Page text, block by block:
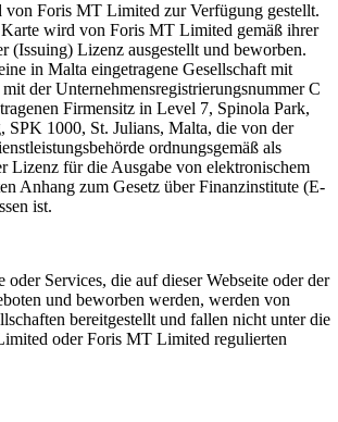
Foris MT Limited zur Verfügung gestellt.
wird von Foris MT Limited gemäß ihrer
(Issuing) Lizenz ausgestellt und beworben.
in Malta eingetragene Gesellschaft mit
der Unternehmensregistrierungsnummer C
Firmensitz in Level 7, Spinola Park,
1000, St. Julians, Malta, die von der
ordnungsgemäß als
Lizenz für die Ausgabe von elektronischem
Anhang zum Gesetz über Finanzinstitute (E-
ist.
oder Services, die auf dieser Webseite oder der
und beworben werden, werden von
bereitgestellt und fallen nicht unter die
oder Foris MT Limited regulierten